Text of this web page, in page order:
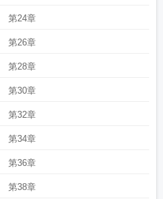
第24章
第26章
第28章
第30章
第32章
第34章
第36章
第38章